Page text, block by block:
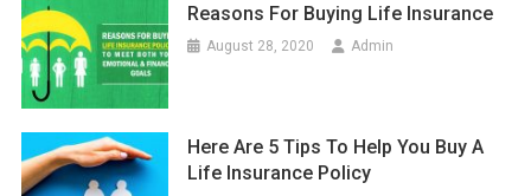
Reasons For Buying Life Insurance
August 28, 2020 Admin
Here Are 5 Tips To Help You Buy A
Life Insurance Policy